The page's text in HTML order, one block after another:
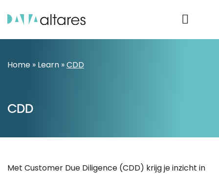
Home » Learn »CDD
CDD
Met Customer Due Diligence (CDD) krijg je inzicht in